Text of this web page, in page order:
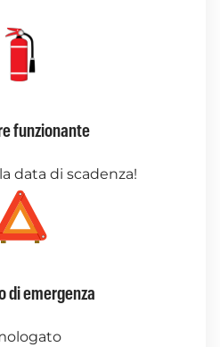
funzionante
data di scadenza!
di emergenza